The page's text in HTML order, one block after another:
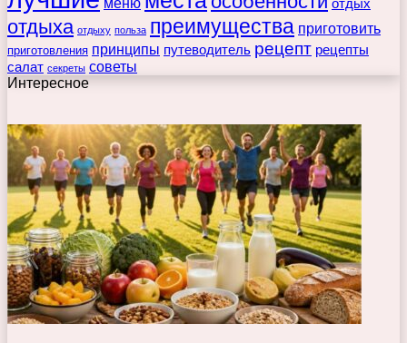
меню отдых
отдыха отдыху польза преимущества приготовить
приготовления принципы путеводитель рецепт рецепты
салат секреты советы
Интересное